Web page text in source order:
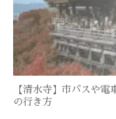
【清水寺】市バスや
の行き方